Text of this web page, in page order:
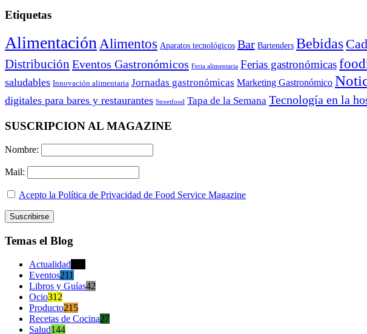
Etiquetas
Alimentación Alimentos Aparatos tecnológicos Bar Bartenders Bebidas
Distribución Eventos Gastronómicos Feria alimentaria Ferias gastronómicas
saludables Innovación alimentaria Jornadas gastronómicas Marketing Gastronómico
digitales para bares y restaurantes Streetfood Tapa de la Semana Tecnología en la
SUSCRIPCION AL MAGAZINE
Nombre:
Mail:
Acepto la Política de Privacidad de Food Service Magazine
Temas el Blog
Actualidad
Eventos211
Libros y Guías42
Ocio312
Producto215
Recetas de Cocina27
Salud144